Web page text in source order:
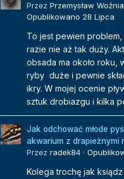
Przez Przemysław
Opublikowano 28 Lipca
To jest pewien
razie nie aż tak duży.
obsada ma około roku,
ryby duże i pewnie
ikry. W mojej ocenie
sztuk drobiazgu i kilka
Jak odchować młode
akwarium z drapieżnymi
Przez radek84 ·
Kolega trochę jak